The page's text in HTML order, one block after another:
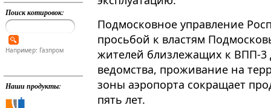
Поиск котировок:
Например: Газпром
Наши продукты:
Подмосковное управление
просьбой к властям
жителей близлежащих к ВПП-3
ведомства, проживание на
зоны аэропорта сокращает
пять лет.